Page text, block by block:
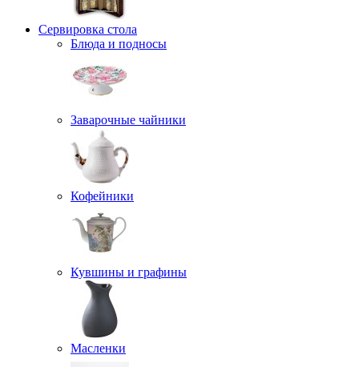
Сервировка стола
Блюда и подносы
Заварочные чайники
Кофейники
Кувшины и графины
Масленки